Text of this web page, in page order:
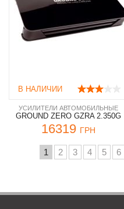
В НАЛИЧИИ
УСИЛИТЕЛИ АВТОМОБИЛЬНЫЕ
GROUND ZERO GZRA 2.350G
16319 ГРН
1 2 3 4 5 6